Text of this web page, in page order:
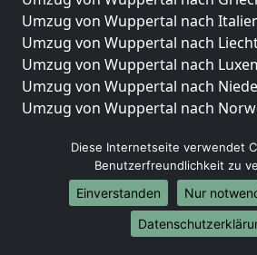
Umzug von Wuppertal nach
Umzug von Wuppertal nach
Umzug von Wuppertal nach
Umzug von Wuppertal nach
Umzug von Wuppertal nach
Umzüge-Deutschlandweit
Umzug von Wuppertal nach Berlin
Umzug von Wuppertal nach
Umzug von Wuppertal nach
Umzug von Wuppertal nach Köln
Diese Internetseite verwendet
Benutzerfreundlichkeit zu
Einverstanden
Nur